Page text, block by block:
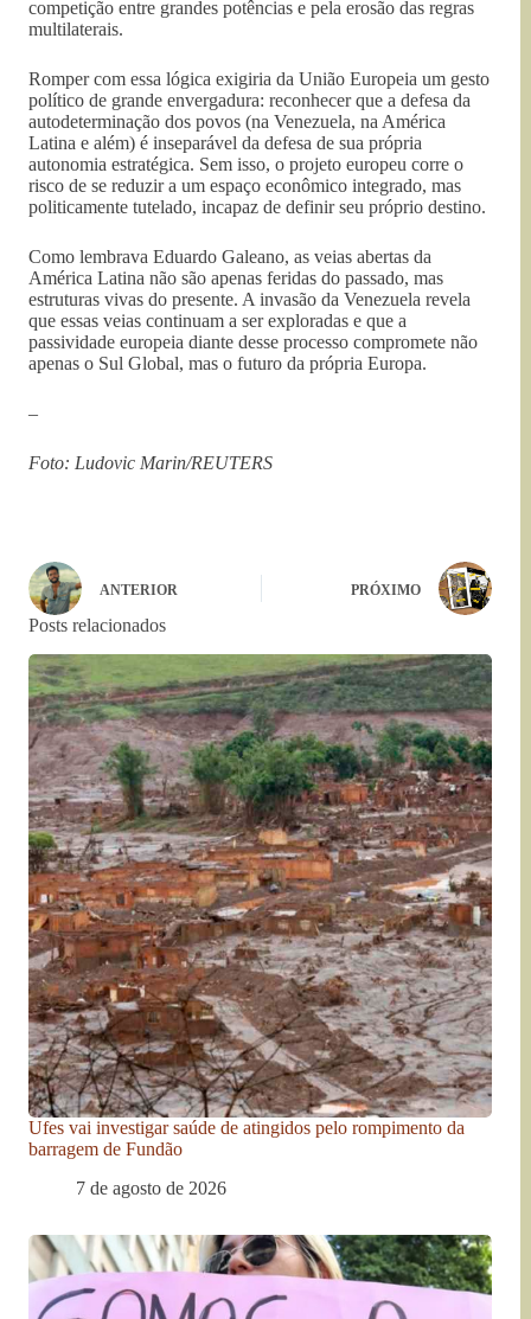
competição entre grandes potências e pela erosão das regras
multilaterais.
Romper com essa lógica exigiria da União Europeia um gesto
político de grande envergadura: reconhecer que a defesa da
autodeterminação dos povos (na Venezuela, na América
Latina e além) é inseparável da defesa de sua própria
autonomia estratégica. Sem isso, o projeto europeu corre o
risco de se reduzir a um espaço econômico integrado, mas
politicamente tutelado, incapaz de definir seu próprio destino.
Como lembrava Eduardo Galeano, as veias abertas da
América Latina não são apenas feridas do passado, mas
estruturas vivas do presente. A invasão da Venezuela revela
que essas veias continuam a ser exploradas e que a
passividade europeia diante desse processo compromete não
apenas o Sul Global, mas o futuro da própria Europa.
–
Foto: Ludovic Marin/REUTERS
ANTERIOR PRÓXIMO
Posts relacionados
Ufes vai investigar saúde de atingidos pelo rompimento da
barragem de Fundão
7 de agosto de 2026